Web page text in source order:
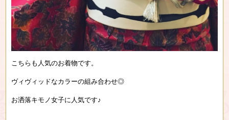
こちらも人気のお着物です。
ヴィヴィッドなカラーの組み合わせ◎
お洒落キモノ女子に人気です♪